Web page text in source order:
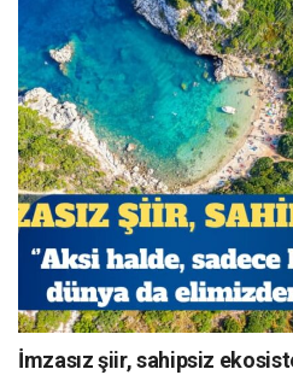
İmzasız şiir, sahipsiz